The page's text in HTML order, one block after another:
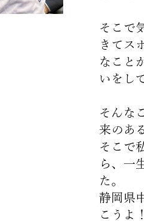
そこで
きてス
なこと
いをし
そんな
来のあ
そこで
ら、一
た。
静岡県
こうよ